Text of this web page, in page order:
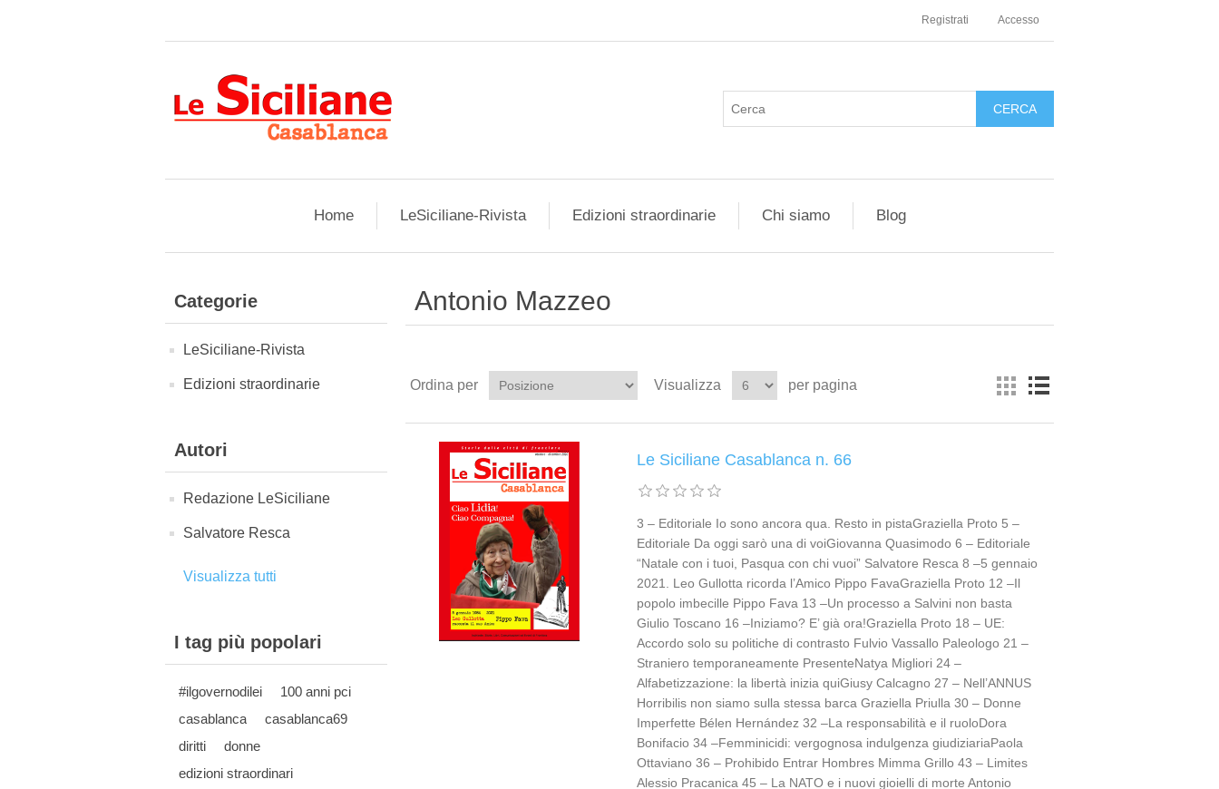
Registrati Accesso
Home LeSiciliane-Rivista Edizioni straordinarie Chi siamo Blog
Categorie
LeSiciliane-Rivista
Edizioni straordinarie
Autori
Redazione LeSiciliane
Salvatore Resca
Visualizza tutti
I tag più popolari
#ilgovernodilei
100 anni pci
casablanca
casablanca69
diritti
donne
edizioni straordinari
Antonio Mazzeo
Ordina per Visualizza per pagina
Le Siciliane Casablanca n. 66
3 – Editoriale Io sono ancora qua. Resto in pistaGraziella Proto 5 –
Editoriale Da oggi sarò una di voiGiovanna Quasimodo 6 – Editoriale
“Natale con i tuoi, Pasqua con chi vuoi” Salvatore Resca 8 –5 gennaio
2021. Leo Gullotta ricorda l’Amico Pippo FavaGraziella Proto 12 –Il
popolo imbecille Pippo Fava 13 –Un processo a Salvini non basta
Giulio Toscano 16 –Iniziamo? E’ già ora!Graziella Proto 18 – UE:
Accordo solo su politiche di contrasto Fulvio Vassallo Paleologo 21 –
Straniero temporaneamente PresenteNatya Migliori 24 –
Alfabetizzazione: la libertà inizia quiGiusy Calcagno 27 – Nell’ANNUS
Horribilis non siamo sulla stessa barca Graziella Priulla 30 – Donne
Imperfette Bélen Hernández 32 –La responsabilità e il ruoloDora
Bonifacio 34 –Femminicidi: vergognosa indulgenza giudiziariaPaola
Ottaviano 36 – Prohibido Entrar Hombres Mimma Grillo 43 – Limites
Alessio Pracanica 45 – La NATO e i nuovi gioielli di morte Antonio